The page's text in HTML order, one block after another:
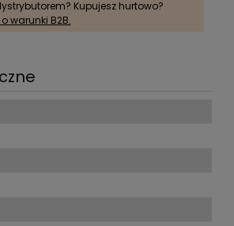
Kupujesz hurtowo?
warunki B2B.